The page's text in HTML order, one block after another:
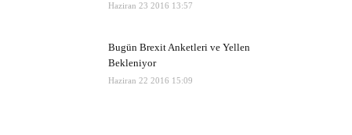
Haziran 23 2016 13:57
Bugün Brexit Anketleri ve Yellen
Bekleniyor
Haziran 22 2016 15:09